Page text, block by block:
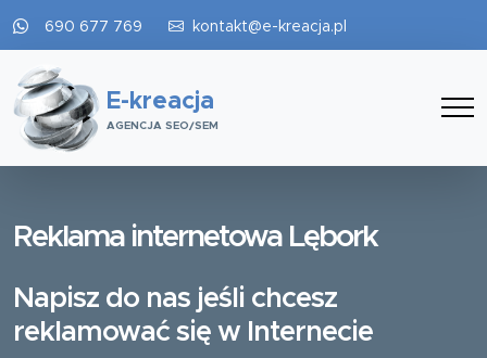
690 677 769 kontakt@e-kreacja.pl
E-kreacja
AGENCJA SEO/SEM
Reklama internetowa Lębork
Napisz do nas jeśli chcesz
reklamować się w Internecie